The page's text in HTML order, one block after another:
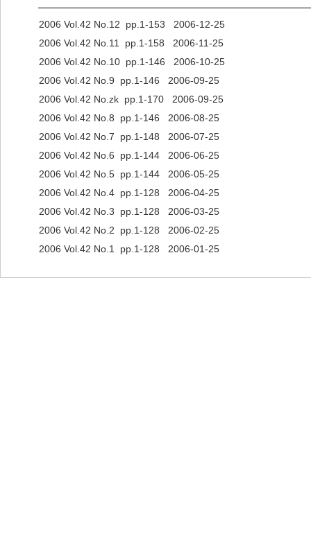
2006 Vol.42 No.12 pp.1-153 2006-12-25
2006 Vol.42 No.11 pp.1-158 2006-11-25
2006 Vol.42 No.10 pp.1-146 2006-10-25
2006 Vol.42 No.9 pp.1-146 2006-09-25
2006 Vol.42 No.zk pp.1-170 2006-09-25
2006 Vol.42 No.8 pp.1-146 2006-08-25
2006 Vol.42 No.7 pp.1-148 2006-07-25
2006 Vol.42 No.6 pp.1-144 2006-06-25
2006 Vol.42 No.5 pp.1-144 2006-05-25
2006 Vol.42 No.4 pp.1-128 2006-04-25
2006 Vol.42 No.3 pp.1-128 2006-03-25
2006 Vol.42 No.2 pp.1-128 2006-02-25
2006 Vol.42 No.1 pp.1-128 2006-01-25